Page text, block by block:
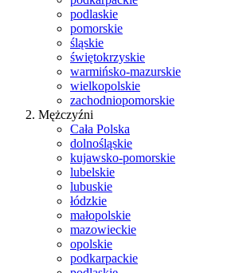
podlaskie
pomorskie
śląskie
świętokrzyskie
warmińsko-mazurskie
wielkopolskie
zachodniopomorskie
Mężczyźni
Cała Polska
dolnośląskie
kujawsko-pomorskie
lubelskie
lubuskie
łódzkie
małopolskie
mazowieckie
opolskie
podkarpackie